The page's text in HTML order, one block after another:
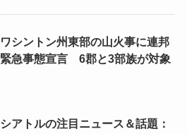
ワシントン州東部の山火事に連邦
緊急事態宣言 6郡と3部族が対象
シアトルの注目ニュース＆話題：